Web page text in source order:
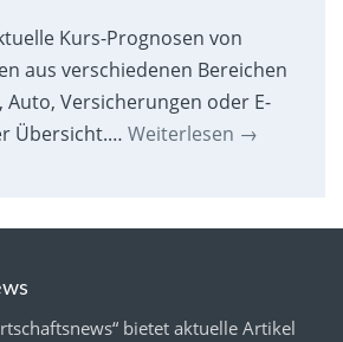
Kurs-Prognosen von
aus verschiedenen Bereichen
Auto, Versicherungen oder E-
Übersicht.… Weiterlesen →
bietet aktuelle Artikel